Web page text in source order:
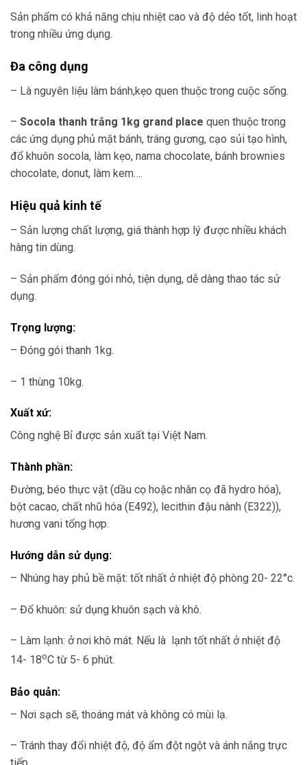
Sản phẩm có khả năng chịu nhiệt cao và độ dẻo tốt, linh hoạt
trong nhiều ứng dụng.
Đa công dụng
– Là nguyên liệu làm bánh,kẹo quen thuộc trong cuộc sống.
– Socola thanh trắng 1kg grand place quen thuộc trong
các ứng dụng phủ mặt bánh, tráng gương, cạo sủi tạo hình,
đổ khuôn socola, làm kẹo, nama chocolate, bánh brownies
chocolate, donut, làm kem….
Hiệu quả kinh tế
– Sản lượng chất lượng, giá thành hợp lý được nhiều khách
hàng tin dùng.
– Sản phẩm đóng gói nhỏ, tiện dụng, dễ dàng thao tác sử
dụng.
Trọng lượng:
– Đóng gói thanh 1kg.
– 1 thùng 10kg.
Xuất xứ:
Công nghệ Bỉ được sản xuất tại Việt Nam.
Thành phần:
Đường, béo thực vật (dầu cọ hoặc nhân cọ đã hydro hóa),
bột cacao, chất nhũ hóa (E492), lecithin đậu nành (E322)),
hương vani tổng hợp.
Hướng dẫn sử dụng:
– Nhúng hay phủ bề mặt: tốt nhất ở nhiệt độ phòng 20- 22°c.
– Đổ khuôn: sử dụng khuôn sạch và khô.
– Làm lạnh: ở nơi khô mát. Nếu là lạnh tốt nhất ở nhiệt độ
14- 18oC từ 5- 6 phút.
Bảo quản:
– Nơi sạch sẽ, thoáng mát và không có mùi lạ.
– Tránh thay đổi nhiệt độ, độ ẩm đột ngột và ánh nắng trực